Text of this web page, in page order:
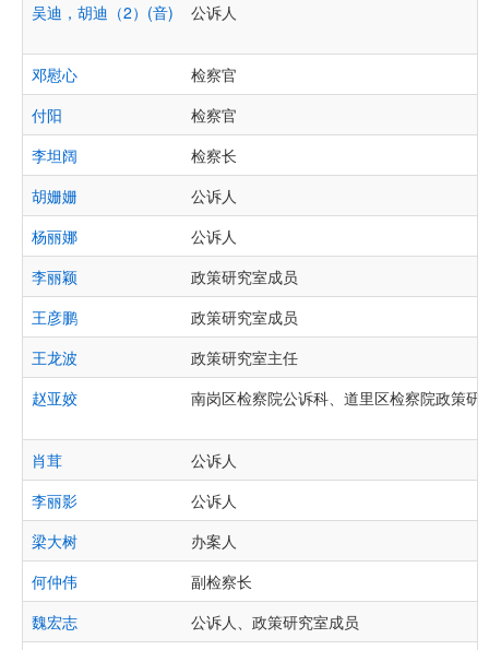
吴迪，胡迪（2）(音)
公诉人
邓慰心
检察官
付阳
检察官
李坦阔
检察长
胡姗姗
公诉人
杨丽娜
公诉人
李丽颖
政策研究室成员
王彦鹏
政策研究室成员
王龙波
政策研究室主任
赵亚姣
南岗区检察院公诉科、道里区检察院政策研
肖茸
公诉人
李丽影
公诉人
梁大树
办案人
何仲伟
副检察长
魏宏志
公诉人、政策研究室成员